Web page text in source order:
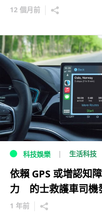
12 個月前
科技娛樂 生活科技
依賴 GPS 或增認知
力 的士救護車司機
1 年前